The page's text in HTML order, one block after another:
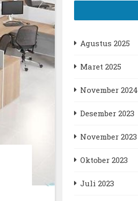
Agustus 2025
Maret 2025
November 2024
Desember 2023
November 2023
Oktober 2023
Juli 2023